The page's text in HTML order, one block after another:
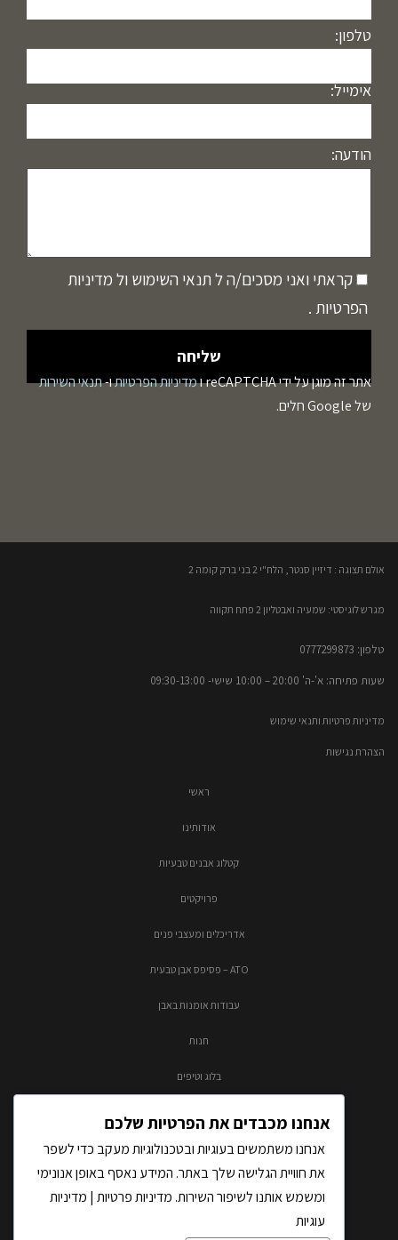
טלפון:
אימייל:
הודעה:
קראתי ואני מסכים/ה ל תנאי השימוש ול מדיניות
הפרטיות .
אתר זה מוגן על ידי reCAPTCHA ו מדיניות הפרטיותו-תנאי השירות
של Google חלים.
אולם תצוגה : דיזיין סנטר, הלח"י 2 בני ברק קומה 2​
מגרש לוגיסטי: שמעיה ואבטליון 2 פתח תקווה
טלפון: 0777299873​
שעות פתיחה: א'-ה' 20:00 – 10:00​​ שישי- 09:30-13:00
מדיניות פרטיות ותנאי שימוש
הצהרת נגישות
ראשי
אודותינו
קטלוג אבנים טבעיות
פרויקטים
אדריכלים ומעצבי פנים
ATO – פסיפס אבן טבעית
עבודות אומנות באבן
חנות
בלוג וטיפים
אנחנו מכבדים את הפרטיות שלכם
אנחנו משתמשים בעוגיות ובטכנולוגיות מעקב כדי לשפר
את חוויית הגלישה שלך באתר. המידע נאסף באופן אנונימי
ומשמש אותנו לשיפור השירות. מדיניות פרטיות | מדיניות
עוגיות